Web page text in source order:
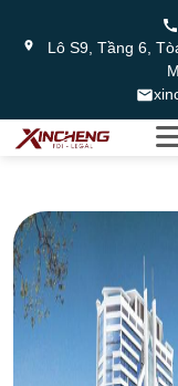
Lô S9, Tầng 6,